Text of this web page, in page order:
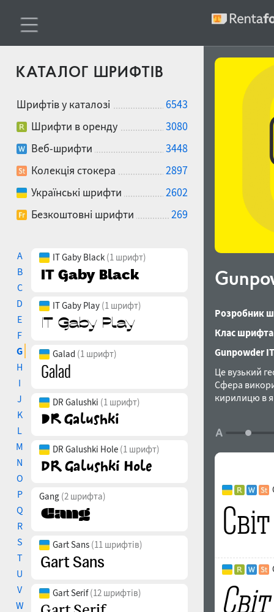
КАТАЛОГ ШРИФТІВ
Шрифтів у каталозі
6543
Шрифти в оренду
3080
Веб-шрифти
3448
Колекція стокера
2897
Українські шрифти
2602
Безкоштовні шрифти
269
A
B
C
D
E
F
G
H
I
J
K
L
M
N
O
P
Q
R
S
T
U
V
W
IT Gaby Black (1 шрифт)
IT Gaby Play (1 шрифт)
Galad (1 шрифт)
DR Galushki (1 шрифт)
DR Galushki Hole (1 шрифт)
Gang (2 шрифта)
Gart Sans (11 шрифтів)
Gart Serif(12 шрифтів)
Розробник
Клас
Gunpowder
Це вузький
Сфера
кирилицю в